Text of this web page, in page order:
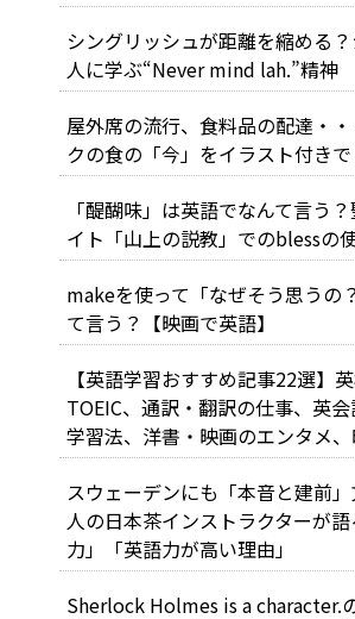
シングリッシュが距離を縮める
人に学ぶ“Never mind lah.”精神
屋外席の流行、食料品の配達・
クの食の「今」をイラスト付きで
「醍醐味」は英語でなんて言う
イト「山上の説教」でのblessの
makeを使って「なぜそう思うの
て言う？【映画で英語】
【英語学習おすすめ記事22選】英
TOEIC、通訳・翻訳の仕事、英会
学習法、洋書・映画のエンタメ
スウェーデンにも「本音と建前
人の日本茶インストラクターが
力」「英語力が高い理由」
Sherlock Holmes is a character.